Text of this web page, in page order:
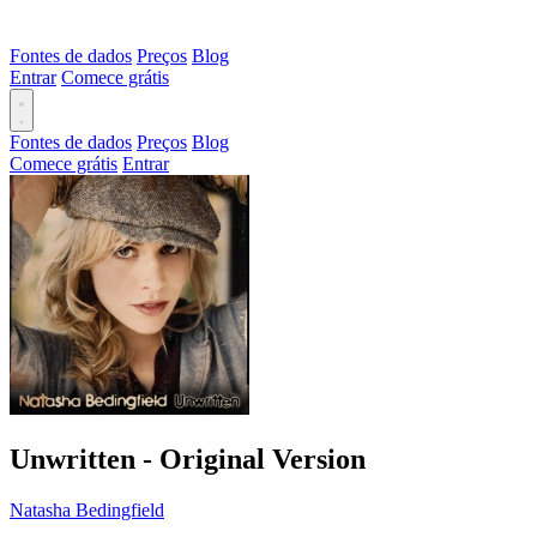
Fontes de dados Preços Blog
Entrar Comece grátis
Fontes de dados Preços Blog
Comece grátis Entrar
Unwritten - Original Version
Natasha Bedingfield